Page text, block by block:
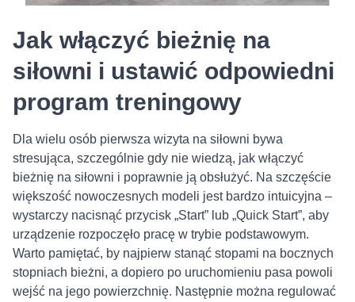
Jak włączyć bieżnię na
siłowni i ustawić odpowiedni
program treningowy
Dla wielu osób pierwsza wizyta na siłowni bywa
stresująca, szczególnie gdy nie wiedzą, jak włączyć
bieżnię na siłowni i poprawnie ją obsłużyć. Na szczęście
większość nowoczesnych modeli jest bardzo intuicyjna –
wystarczy nacisnąć przycisk „Start” lub „Quick Start”, aby
urządzenie rozpoczęło pracę w trybie podstawowym.
Warto pamiętać, by najpierw stanąć stopami na bocznych
stopniach bieżni, a dopiero po uruchomieniu pasa powoli
wejść na jego powierzchnię. Następnie można regulować